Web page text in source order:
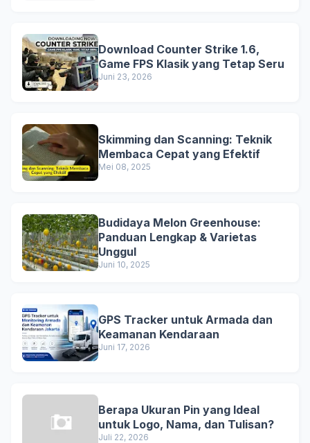
Download Counter Strike 1.6,
Game FPS Klasik yang Tetap Seru
Juni 23, 2026
Skimming dan Scanning: Teknik
Membaca Cepat yang Efektif
Mei 08, 2025
Budidaya Melon Greenhouse:
Panduan Lengkap & Varietas
Unggul
Juni 10, 2025
GPS Tracker untuk Armada dan
Keamanan Kendaraan
Juni 17, 2026
Berapa Ukuran Pin yang Ideal
untuk Logo, Nama, dan Tulisan?
Juli 22, 2026